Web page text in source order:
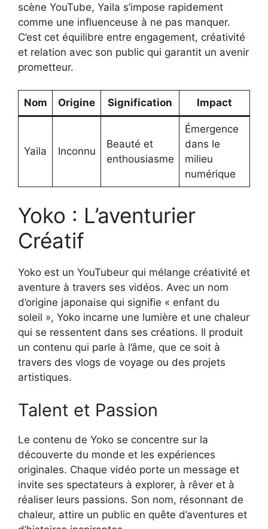
scène YouTube, Yaila s’impose rapidement
comme une influenceuse à ne pas manquer.
C’est cet équilibre entre engagement, créativité
et relation avec son public qui garantit un avenir
prometteur.
Nom Origine Signification Impact
Yaila Inconnu
Beauté et
enthousiasme
Émergence
dans le
milieu
numérique
Yoko : L’aventurier
Créatif
Yoko est un YouTubeur qui mélange créativité et
aventure à travers ses vidéos. Avec un nom
d’origine japonaise qui signifie « enfant du
soleil », Yoko incarne une lumière et une chaleur
qui se ressentent dans ses créations. Il produit
un contenu qui parle à l’âme, que ce soit à
travers des vlogs de voyage ou des projets
artistiques.
Talent et Passion
Le contenu de Yoko se concentre sur la
découverte du monde et les expériences
originales. Chaque vidéo porte un message et
invite ses spectateurs à explorer, à rêver et à
réaliser leurs passions. Son nom, résonnant de
chaleur, attire un public en quête d’aventures et